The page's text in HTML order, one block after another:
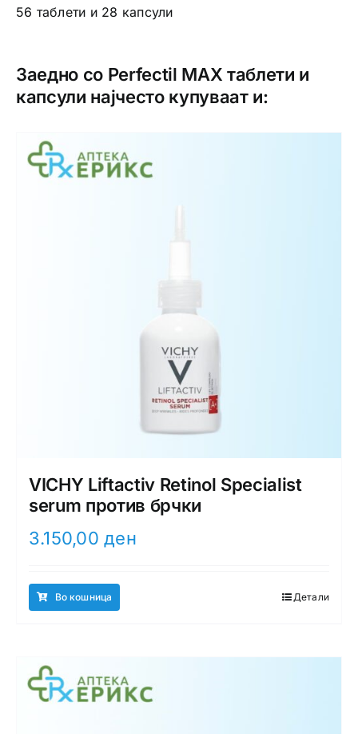
56 таблети и 28 капсули
Заедно со Perfectil MAX таблети и
капсули најчесто купуваат и:
VICHY Liftactiv Retinol Specialist
serum против брчки
3.150,00ден
Во кошница Детали